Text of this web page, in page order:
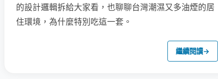
的設計邏輯拆給大家看，也聊聊台灣潮濕又多油煙的居
住環境，為什麼特別吃這一套。
繼續閱讀→